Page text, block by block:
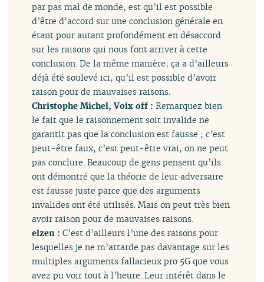
par pas mal de monde, est qu’il est possible
d’être d’accord sur une conclusion générale en
étant pour autant profondément en désaccord
sur les raisons qui nous font arriver à cette
conclusion. De la même manière, ça a d’ailleurs
déjà été soulevé ici, qu’il est possible d’avoir
raison pour de mauvaises raisons.
Christophe Michel, Voix off :Remarquez bien
le fait que le raisonnement soit invalide ne
garantit pas que la conclusion est fausse ; c’est
peut-être faux, c’est peut-être vrai, on ne peut
pas conclure. Beaucoup de gens pensent qu’ils
ont démontré que la théorie de leur adversaire
est fausse juste parce que des arguments
invalides ont été utilisés. Mais on peut très bien
avoir raison pour de mauvaises raisons.
elzen :C’est d’ailleurs l’une des raisons pour
lesquelles je ne m’attarde pas davantage sur les
multiples arguments fallacieux pro 5G que vous
avez pu voir tout à l’heure. Leur intérêt dans le